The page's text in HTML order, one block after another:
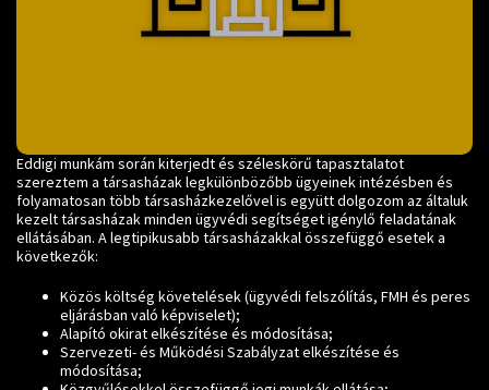
Eddigi munkám során kiterjedt és széleskörű tapasztalatot
szereztem a társasházak legkülönbözőbb ügyeinek intézésben és
folyamatosan több társasházkezelővel is együtt dolgozom az általuk
kezelt társasházak minden ügyvédi segítséget igénylő feladatának
ellátásában. A legtipikusabb társasházakkal összefüggő esetek a
következők:
Közös költség követelések (ügyvédi felszólítás, FMH és peres
eljárásban való képviselet);
Alapító okirat elkészítése és módosítása;
Szervezeti- és Működési Szabályzat elkészítése és
módosítása;